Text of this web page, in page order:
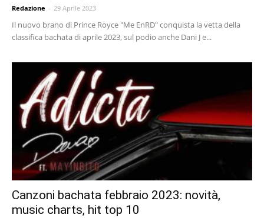
Redazione - 29 Aprile 2023
Il nuovo brano di Prince Royce "Me EnRD" conquista la vetta della
classifica bachata di aprile 2023, sul podio anche Dani J e...
Canzoni bachata febbraio 2023: novità,
music charts, hit top 10